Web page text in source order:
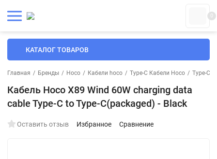
0
КАТАЛОГ ТОВАРОВ
Главная / Бренды / Hoco / Кабели hoco / Type-C Кабели Hoco / Type-C
Кабель Hoco X89 Wind 60W charging data
cable Type-C to Type-C(packaged) - Black
Оставить отзыв Избранное Сравнение